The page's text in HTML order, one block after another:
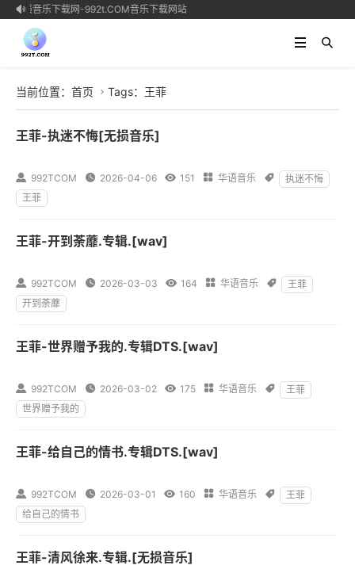

无损音乐下载网-992t.COM音乐下载网站
当前位置： 首页  Tags：王菲
王菲-执迷不悔[无损音乐]
 992TCOM  2026-04-06  151  华语音乐 
执迷不悔
王菲
王菲-开到荼蘼.专辑.[wav]
 992TCOM  2026-03-03  164  华语音乐 
王菲
开到荼蘼
王菲-世界赠予我的.专辑DTS.[wav]
 992TCOM  2026-03-02  175  华语音乐 
王菲
世界赠予我的
王菲-给自己的情书.专辑DTS.[wav]
 992TCOM  2026-03-01  160  华语音乐 
王菲
给自己的情书
王菲-清风徐来.专辑.[无损音乐]